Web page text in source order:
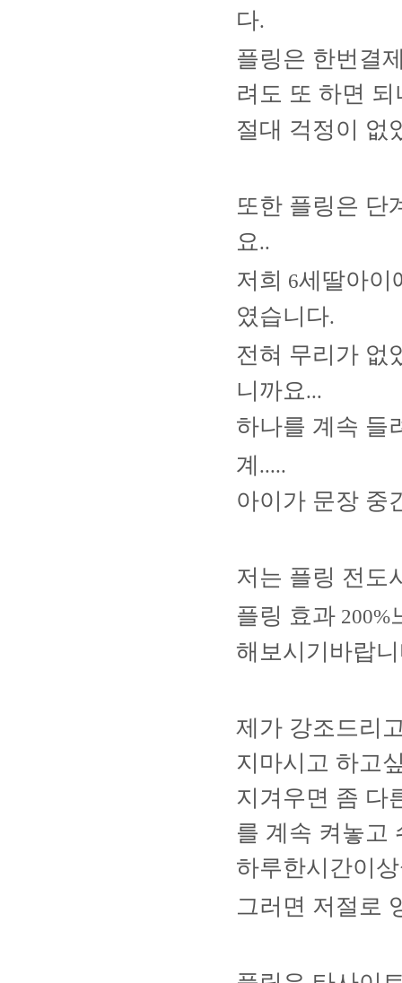
다.
플링은 한번결
려도 또 하면 되
절대 걱정이 없
또한 플링은 단
요..
저희 6세딸아이
였습니다.
전혀 무리가 없
니까요...
하나를 계속 들
계 .....
아이가 문장 중
저는 플링 전도
플링 효과200%
해보시기바랍
제가 강조드리
지마시고 하고
지겨우면 좀 다
를 계속 켜놓고
하루한시간이
그러면 저절로